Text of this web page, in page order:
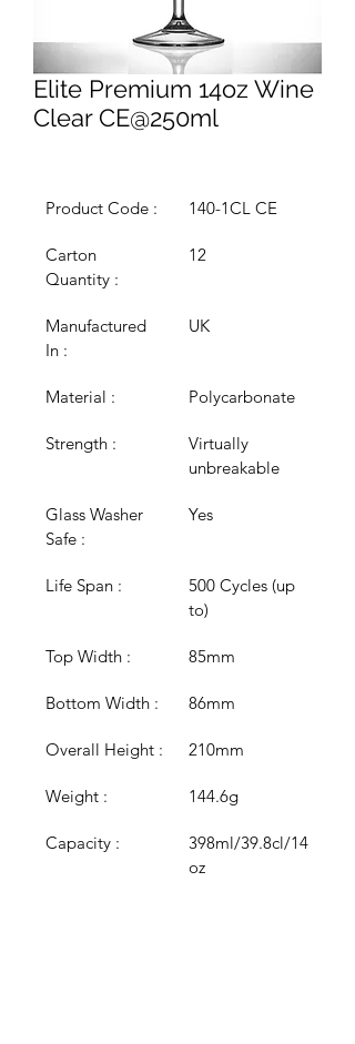
Elite Premium 14oz Wine
Clear CE@250ml
Product Code : 140-1CL CE
Carton
Quantity :
12
Manufactured
In :
UK
Material : Polycarbonate
Strength :
Virtually
unbreakable
Glass Washer
Safe :
Yes
Life Span :
500 Cycles (up
to)
Top Width : 85mm
Bottom Width : 86mm
Overall Height : 210mm
Weight : 144.6g
Capacity :
398ml/39.8cl/14
oz